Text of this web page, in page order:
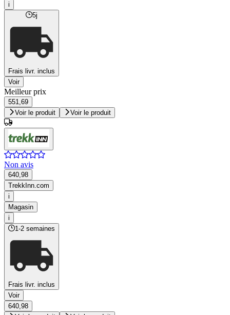
i
5j
Frais livr. inclus
Voir
Meilleur prix
551,69
Voir le produit
Voir le produit
Non avis
640,98
TrekkInn.com
i
Magasin
i
1-2 semaines
Frais livr. inclus
Voir
640,98